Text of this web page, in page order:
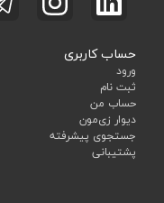
حساب کاربری
ورود
ثبت نام
حساب من
دیوار زی‌مون
جستجوی پیشرفته
پشتیبانی